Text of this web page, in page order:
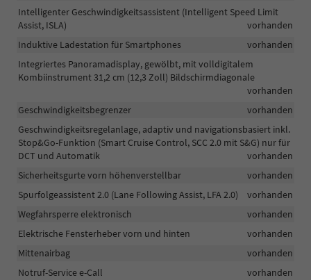
Intelligenter Geschwindigkeitsassistent (Intelligent Speed Limit
Assist, ISLA)
vorhanden
Induktive Ladestation für Smartphones
vorhanden
Integriertes Panoramadisplay, gewölbt, mit volldigitalem
Kombiinstrument 31,2 cm (12,3 Zoll) Bildschirmdiagonale
vorhanden
Geschwindigkeitsbegrenzer
vorhanden
Geschwindigkeitsregelanlage, adaptiv und navigationsbasiert inkl.
Stop&Go-Funktion (Smart Cruise Control, SCC 2.0 mit S&G) nur für
DCT und Automatik
vorhanden
Sicherheitsgurte vorn höhenverstellbar
vorhanden
Spurfolgeassistent 2.0 (Lane Following Assist, LFA 2.0)
vorhanden
Wegfahrsperre elektronisch
vorhanden
Elektrische Fensterheber vorn und hinten
vorhanden
Mittenairbag
vorhanden
Notruf-Service e-Call
vorhanden